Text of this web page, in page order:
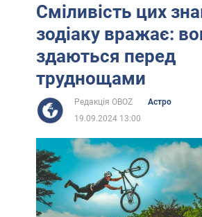
Сміливість цих
зодіаку вражає:
здаються перед
труднощами
Редакція OBOZ
Астро
19.09.2024 13:00